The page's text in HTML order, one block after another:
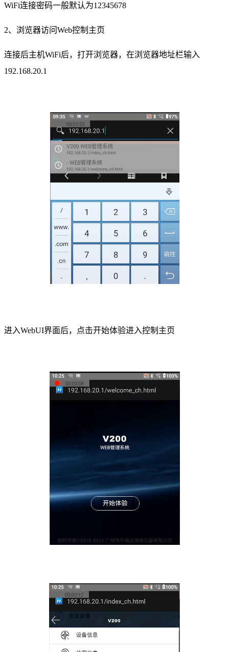
WiFi连接密码一般默认为12345678
2、浏览器访问Web控制主页
连接后主机WiFi后，打开浏览器，在浏览器地址栏输入
192.168.20.1
进入WebUI界面后，点击开始体验进入控制主页